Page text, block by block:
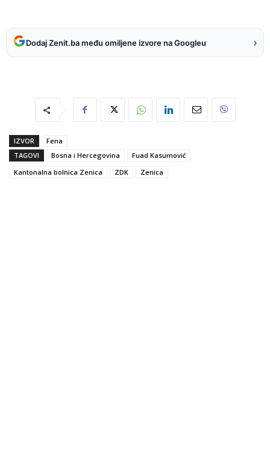
Dodaj Zenit.ba među omiljene izvore na Googleu ›
IZVOR
Fena
TAGOVI
Bosna i Hercegovina
Fuad Kasumović
Kantonalna bolnica Zenica
ZDK Zenica